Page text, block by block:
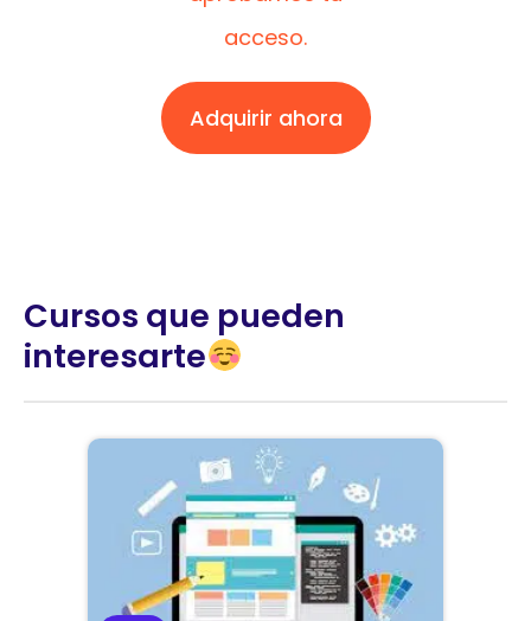
acceso.
Adquirir ahora
Cursos que pueden
interesarte